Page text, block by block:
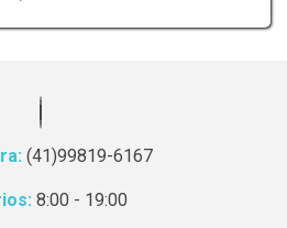
(41)99819-6167
8:00 - 19:00